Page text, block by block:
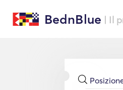
BednBlue | Il